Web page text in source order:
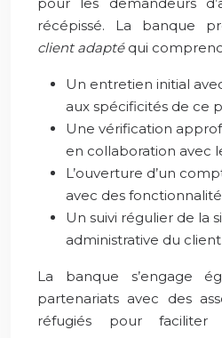
récépissé. La banque
client adapté qui
Un entretien initial
aux spécificités de ce
Une vérification
en collaboration avec
L’ouverture d’un
avec des
Un suivi régulier de la
administrative du client
La banque s’engage
partenariats avec des
réfugiés pour faciliter